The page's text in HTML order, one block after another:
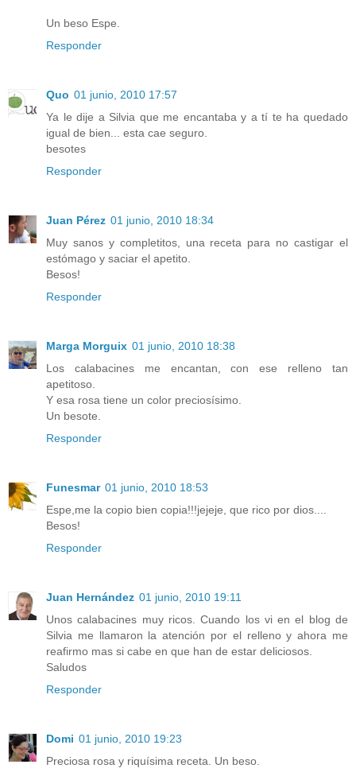
Un beso Espe.
Responder
Quo 01 junio, 2010 17:57
Ya le dije a Silvia que me encantaba y a tí te ha quedado
igual de bien... esta cae seguro.
besotes
Responder
Juan Pérez 01 junio, 2010 18:34
Muy sanos y completitos, una receta para no castigar el
estómago y saciar el apetito.
Besos!
Responder
Marga Morguix 01 junio, 2010 18:38
Los calabacines me encantan, con ese relleno tan
apetitoso.
Y esa rosa tiene un color preciosísimo.
Un besote.
Responder
Funesmar 01 junio, 2010 18:53
Espe,me la copio bien copia!!!jejeje, que rico por dios....
Besos!
Responder
Juan Hernández 01 junio, 2010 19:11
Unos calabacines muy ricos. Cuando los vi en el blog de
Silvia me llamaron la atención por el relleno y ahora me
reafirmo mas si cabe en que han de estar deliciosos.
Saludos
Responder
Domi 01 junio, 2010 19:23
Preciosa rosa y riquísima receta. Un beso.